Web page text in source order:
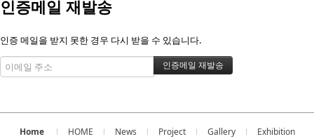
인증메일 재발송
인증 메일을 받지 못한 경우 다시 받을 수 있습니다.
Home HOME News Project Gallery Exhibition